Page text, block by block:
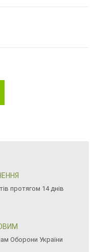
протягом 14 днів
Оборони України